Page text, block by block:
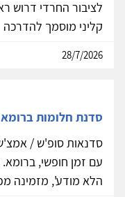
לציבור החרדי דרוש
קליני מוסמך להדרכה
28/7/2026
סדנת חלומות
סדנאות סופ'ש /
עם זמן חופשי,
הלא מודע', מזמינה